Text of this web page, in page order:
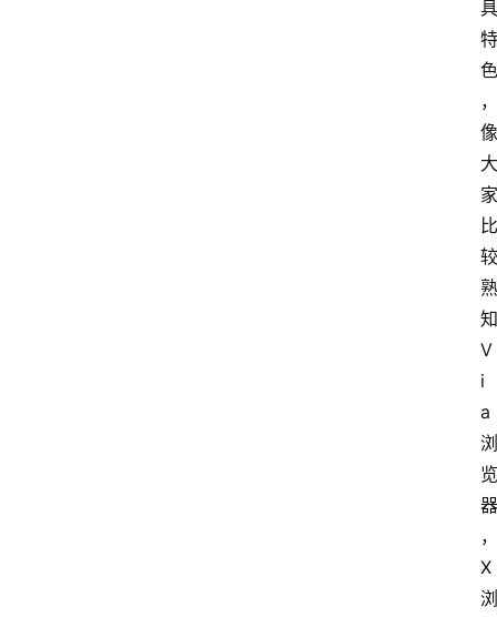
具
特
色
，
像
大
家
比
较
熟
知
V
i
a
浏
览
器
，
X
浏